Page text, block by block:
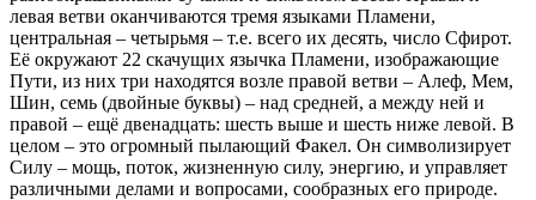
левая ветви оканчиваются тремя языками Пламени,
центральная – четырьмя – т.е. всего их десять, число Сфирот.
Её окружают 22 скачущих язычка Пламени, изображающие
Пути, из них три находятся возле правой ветви – Алеф, Мем,
Шин, семь (двойные буквы) – над средней, а между ней и
правой – ещё двенадцать: шесть выше и шесть ниже левой. В
целом – это огромный пылающий Факел. Он символизирует
Силу – мощь, поток, жизненную силу, энергию, и управляет
различными делами и вопросами, сообразных его природе.